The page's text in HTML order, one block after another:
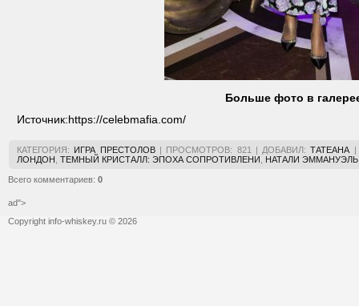
Больше фото в
Источник:https://celebmafia.com/
КАТЕГОРИЯ: ИГРА ПРЕСТОЛОВ| ПРОСМОТРОВ: 821 | ДОБАВИЛ: ТАТЕАНА
ЛОНДОН ТЕМНЫЙ КРИСТАЛЛ: ЭПОХА СОПРОТИВЛЕНИ НАТАЛИ ЭММАНУЭЛЬ
Всего комментариев: 0
ad">
Copyright info-whiskey.ru © 2026